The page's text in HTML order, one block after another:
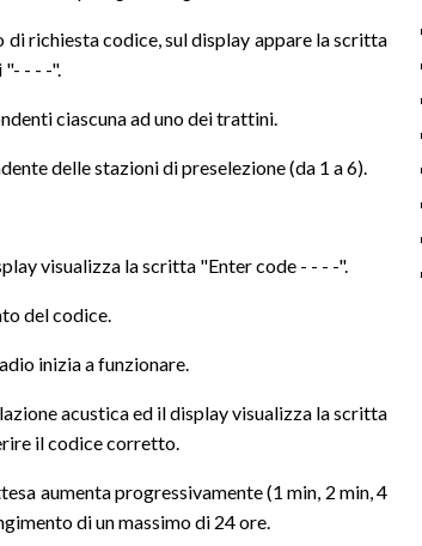
di richiesta codice, sul display appare la scritta
- - -".
ciascuna ad uno dei trattini.
delle stazioni di preselezione (da 1 a 6).
visualizza la scritta "Enter code - - - -".
del codice.
inizia a funzionare.
acustica ed il display visualizza la scritta
il codice corretto.
aumenta progressivamente (1 min, 2 min, 4
di un massimo di 24 ore.